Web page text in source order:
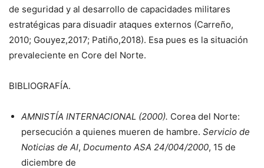
de seguridad y al desarrollo de capacidades militares
estratégicas para disuadir ataques externos (Carreño,
2010; Gouyez,2017; Patiño,2018). Esa pues es la situación
prevaleciente en Core del Norte.
BIBLIOGRAFÍA.
AMNISTÍA INTERNACIONAL (2000). Corea del Norte:
persecución a quienes mueren de hambre. Servicio de
Noticias de AI, Documento ASA 24/004/2000, 15 de
diciembre de